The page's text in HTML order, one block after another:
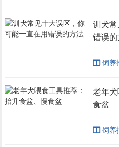
训犬
错误
饲养
老年
食盆
饲养